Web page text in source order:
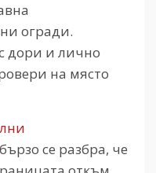
огради.
дори и лично
на място
бързо се разбра, че